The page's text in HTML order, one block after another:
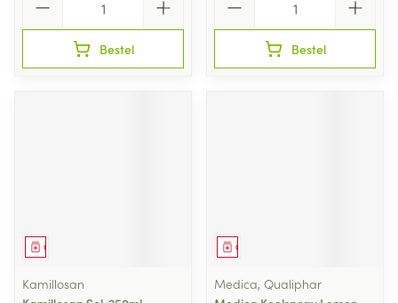
Bestel Bestel
Geneesmiddel
Kamillosan
Geneesmiddel
Medica, Qualiphar